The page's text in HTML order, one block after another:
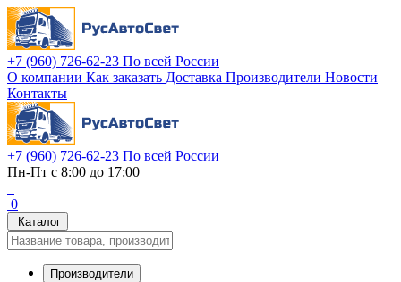
+7 (960) 726-62-23 По всей России
О компании Как заказать Доставка Производители Новости
Контакты
+7 (960) 726-62-23 По всей России
Пн-Пт с 8:00 до 17:00
0
Каталог
Производители